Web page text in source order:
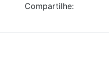
Compartilhe: